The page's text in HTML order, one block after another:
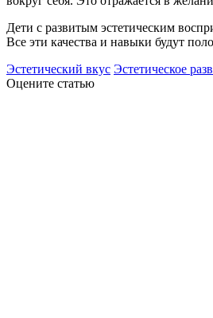
Дети с развитым эстетическим
Все эти качества и навыки будут
Эстетический вкус Эстетическое
Оцените статью